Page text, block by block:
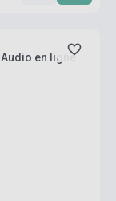
en ligne